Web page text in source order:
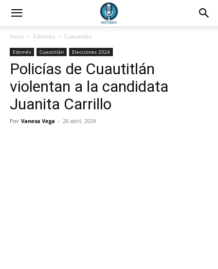
Inicio Edoméx Cuautitlán
Edoméx Cuautitlán Elecciones 2024
Policías de Cuautitlán
violentan a la candidata
Juanita Carrillo
Por Vanesa Vega - 26 abril, 2024